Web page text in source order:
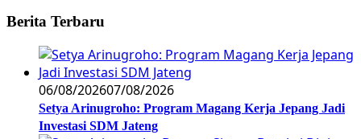
Berita Terbaru
06/08/202607/08/2026
Setya Arinugroho: Program Magang Kerja Jepang Jadi
Investasi SDM Jateng